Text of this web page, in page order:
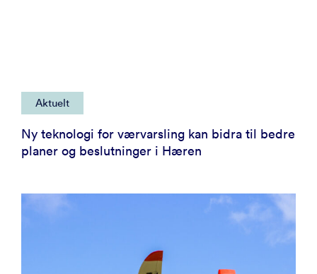
Aktuelt
Ny teknologi for værvarsling kan bidra til bedre
planer og beslutninger i Hæren